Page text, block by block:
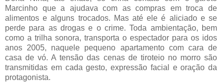
Marcinho que a ajudava com as compras em troca de
alimentos e alguns trocados. Mas até ele é aliciado e se
perde para as drogas e o crime. Toda ambientação, bem
como a trilha sonora, transporta o espectador para os idos
anos 2005, naquele pequeno apartamento com cara de
casa de vó. A tensão das cenas de tiroteio no morro são
transmitidas em cada gesto, expressão facial e oração da
protagonista.